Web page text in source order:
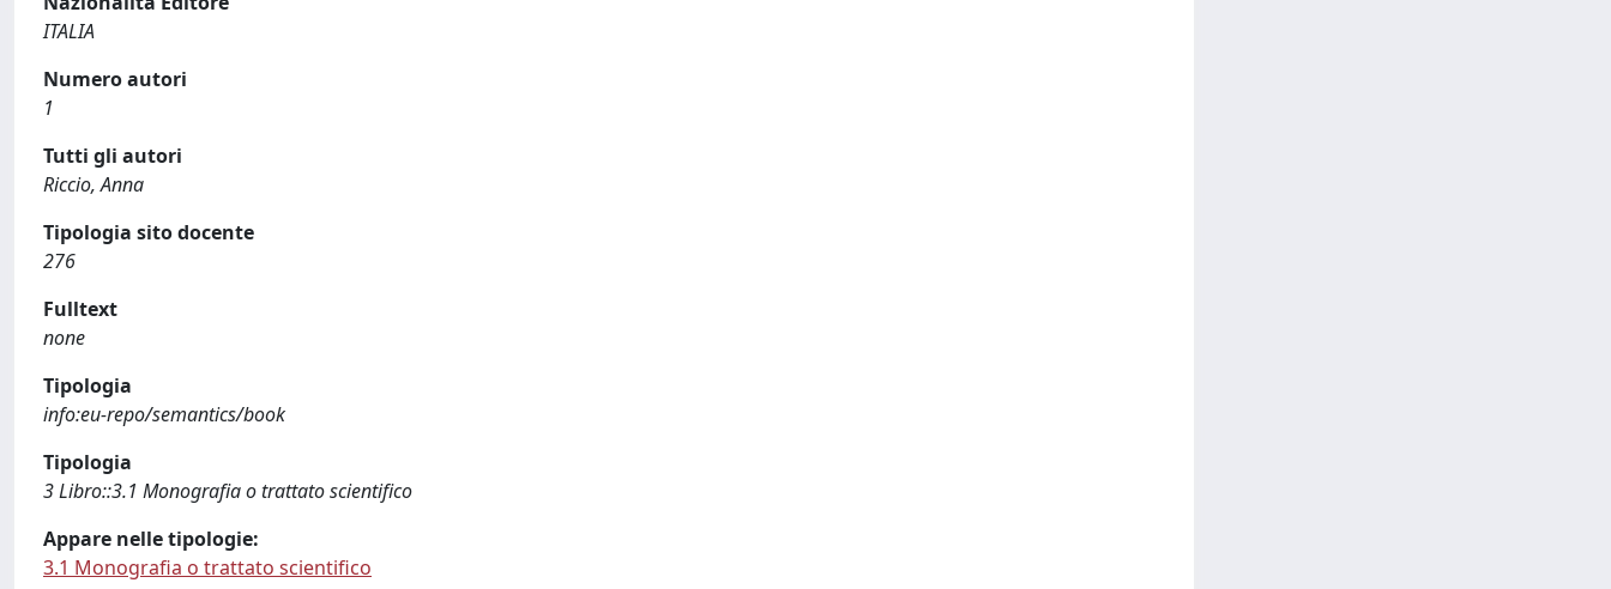
ITALIA
Numero autori
1
Tutti gli autori
Riccio, Anna
Tipologia sito docente
276
Fulltext
none
Tipologia
info:eu-repo/semantics/book
Tipologia
3 Libro::3.1 Monografia o trattato scientifico
Appare nelle tipologie:
3.1 Monografia o trattato scientifico